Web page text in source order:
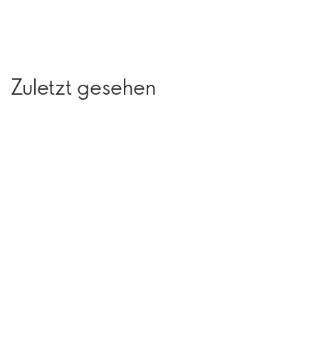
Zuletzt gesehen